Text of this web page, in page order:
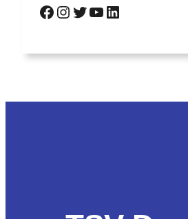
Facebook Instagram Twitter YouTube LinkedIn